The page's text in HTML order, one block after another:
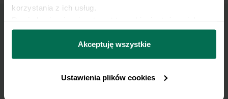
korzystania z ich usług.
można się z nami skontaktować i w jaki sposób
przetwarzamy dane osobowe w ramach
prywatności.
Akceptuję wszystkie
Ustawienia plików cookies
Marzy Ci się osiągnięcie
płaskiego brzucha?
Pobierz zestaw 10 najskuteczniejszych ćwiczeń na